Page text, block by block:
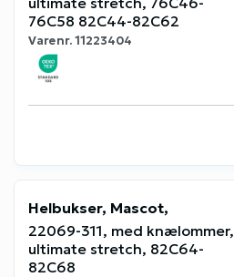
76C58 82C44-82C62
Varenr.11223404
Helbukser, Mascot,
22069-311, med knælommer,
ultimate stretch, 82C64-
82C68